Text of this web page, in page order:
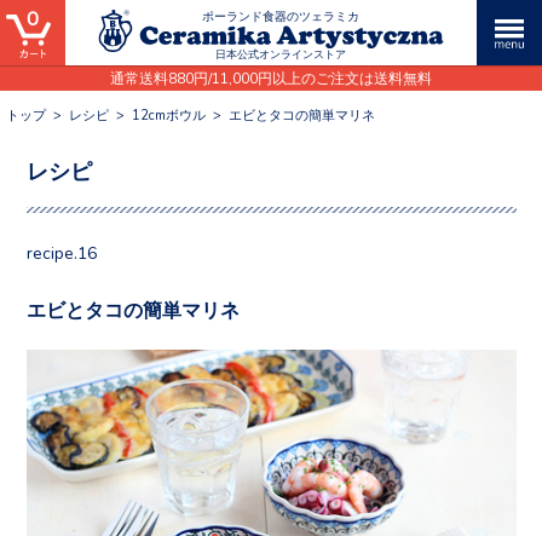
ポーランド食器のツェラミカ
日本公式オンラインストア
通常送料880円/11,000円以上のご注文は送料無料
0
トップ> レシピ > 12cmボウル > エビとタコの簡単マリネ
レシピ
recipe.16
エビとタコの簡単マリネ